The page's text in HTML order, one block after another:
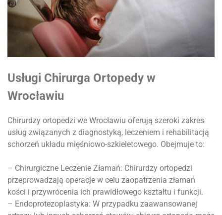
Usługi Chirurga Ortopedy w
Wrocławiu
Chirurdzy ortopedzi we Wrocławiu oferują szeroki zakres
usług związanych z diagnostyką, leczeniem i rehabilitacją
schorzeń układu mięśniowo-szkieletowego. Obejmuje to:
– Chirurgiczne Leczenie Złamań: Chirurdzy ortopedzi
przeprowadzają operacje w celu zaopatrzenia złamań
kości i przywrócenia ich prawidłowego kształtu i funkcji.
– Endoprotezoplastyka: W przypadku zaawansowanej